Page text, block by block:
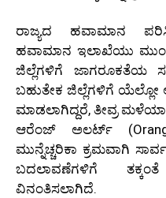
ರಾಜ್ಯದ ಹವಾಮಾನ
ಹವಾಮಾನ ಇಲಾಖೆಯು
ಜಿಲ್ಲೆಗಳಿಗೆ ಜಾಗರೂಕತೆಯ
ಬಹುತೇಕ ಜಿಲ್ಲೆಗಳಿಗೆ
ಮಾಡಲಾಗಿದ್ದರೆ, ತೀವ್ರ
ಆರೆಂಜ್ ಅಲರ್ಟ್
ಮುನ್ನೆಚ್ಚರಿಕಾ ಕ್ರಮವಾಗಿ
ಬದಲಾವಣೆಗಳಿಗೆ
ವಿನಂತಿಸಲಾಗಿದೆ.